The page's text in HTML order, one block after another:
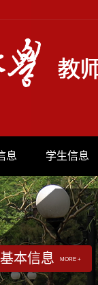
息 学生信息
基本信息 MORE +